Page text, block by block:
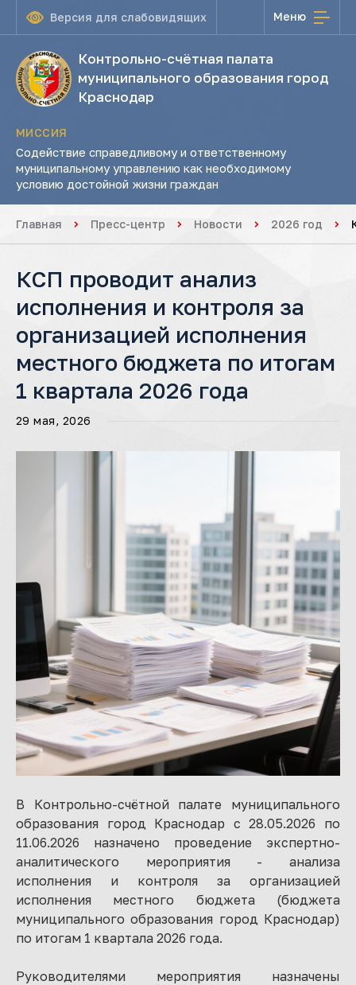
Версия для слабовидящих Меню
Контрольно-счётная палата
муниципального образования город
Краснодар
МИССИЯ
Содействие справедливому и ответственному
муниципальному управлению как необходимому
условию достойной жизни граждан
Главная Пресс-центр Новости 2026 год
КСП проводит анализ
исполнения и контроля за
организацией исполнения
местного бюджета по итогам
1 квартала 2026 года
29 мая, 2026
В Контрольно-счётной палате муниципального
образования город Краснодар с 28.05.2026 по
11.06.2026 назначено проведение экспертно-
аналитического мероприятия - анализа
исполнения и контроля за организацией
исполнения местного бюджета (бюджета
муниципального образования город Краснодар)
по итогам 1 квартала 2026 года.
Руководителями мероприятия назначены